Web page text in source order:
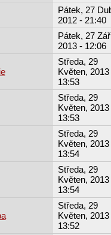
Pátek, 27
2012 - 21:40
Pátek, 27
2013 - 12:06
Středa, 29
Květen, 2013
13:53
Středa, 29
Květen, 2013
13:53
Středa, 29
Květen, 2013
13:54
Středa, 29
Květen, 2013
13:54
Středa, 29
Květen, 2013
13:52